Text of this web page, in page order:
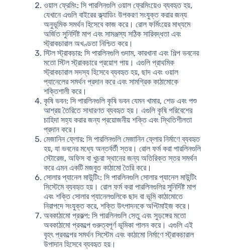
ওয়াল ফ্রেমিং: সি পারলিনগুলি ওয়াল ফ্রেমিংয়েও ব্যবহৃত হয়,
যেখানে এগুলি বাইরের ক্ল্যাডিং উপকরণ সংযুক্ত করার জন্য
অনুভূমিক সমর্থন হিসেবে কাজ করে। রোল ফর্মিংয়ের মাধ্যমে
অর্জিত সুনির্দিষ্ট মাপ এবং সামঞ্জস্য সঠিক সারিবদ্ধতা এবং
স্ট্রাকচারাল অখণ্ডতা নিশ্চিত করে।
স্টিল স্ট্রাকচার: সি পারলিনগুলি গুদাম, কারখানা এবং শিল্প ভবনের
মতো স্টিল স্ট্রাকচারে প্রয়োগ পায়। এগুলি প্রাথমিক
স্ট্রাকচারাল সদস্য হিসেবে ব্যবহৃত হয়, ছাদ এবং ওয়াল
প্যানেলের সমর্থন প্রদান করে এবং সামগ্রিক কাঠামোকে
শক্তিশালী করে।
কৃষি ভবন: সি পারলিনগুলি কৃষি ভবন যেমন খামার, শেড এবং পশু
আশ্রয় তৈরিতে সাধারণত ব্যবহৃত হয়। এগুলি কৃষি পরিবেশের
চাহিদা সহ্য করার জন্য প্রয়োজনীয় শক্তি এবং স্থিতিশীলতা
প্রদান করে।
মেজানিন ফ্লোর: সি পারলিনগুলি মেজানিন ফ্লোর নির্মাণে ব্যবহৃত
হয়, যা ভবনের মধ্যে অন্তর্বর্তী স্তর। রোল ফর্ম করা পারলিনগুলি
স্টোরেজ, অফিস বা খুচরা স্থানের জন্য অতিরিক্ত স্তর সমর্থন
করে এমন একটি মজবুত কাঠামো তৈরি করে।
সোলার প্যানেল মাউন্টিং: সি পারলিনগুলি সোলার প্যানেল মাউন্টিং
সিস্টেমে ব্যবহৃত হয়। রোল ফর্ম করা পারলিনগুলির সুনির্দিষ্ট মাপ
এবং শক্তি সোলার প্যানেলগুলিকে ছাদ বা ভূমি কাঠামোতে
নিরাপদে সংযুক্ত করে, শক্তি উৎপাদনকে অপ্টিমাইজ করে।
অবকাঠামো প্রকল্প: সি পারলিনগুলি সেতু এবং সুড়ঙ্গের মতো
অবকাঠামো প্রকল্পে গুরুত্বপূর্ণ ভূমিকা পালন করে। এগুলি এই
বৃহৎ প্রকল্পের সমর্থন সিস্টেম এবং কাঠামো নির্মাণে স্ট্রাকচারাল
উপাদান হিসেবে ব্যবহৃত হয়।